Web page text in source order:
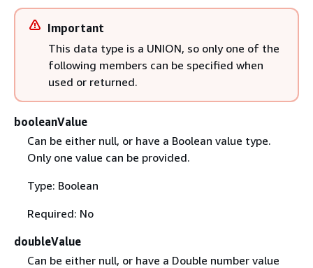
Important
This data type is a UNION, so only one of the
following members can be specified when
used or returned.
booleanValue
Can be either null, or have a Boolean value type.
Only one value can be provided.
Type: Boolean
Required: No
doubleValue
Can be either null, or have a Double number value